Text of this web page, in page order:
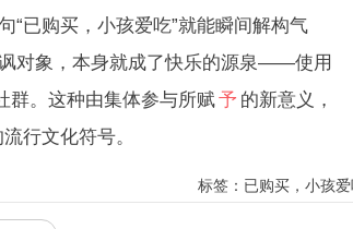
“已购买，小孩爱吃”就能瞬间解构气
对象，本身就成了快乐的源泉——使用
群。这种由集体参与所赋予 的新意义，
行文化符号。
标签：已购买，小孩